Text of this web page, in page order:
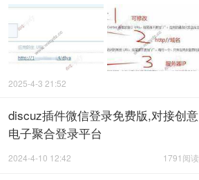
2025-4-3 21:52
discuz插件微信登录免费版,对接创意
电子聚合登录平台
1791阅读
2024-4-10 12:42